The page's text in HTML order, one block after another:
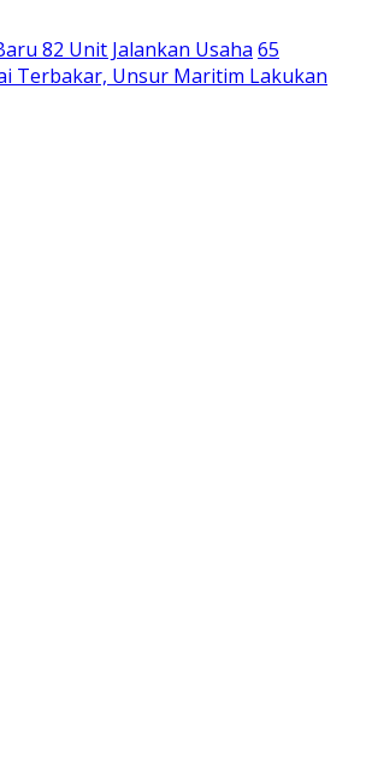
82 Unit Jalankan Usaha 65
Terbakar, Unsur Maritim Lakukan